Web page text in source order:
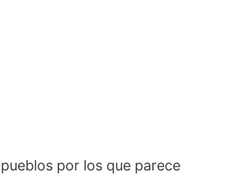
por los que parece